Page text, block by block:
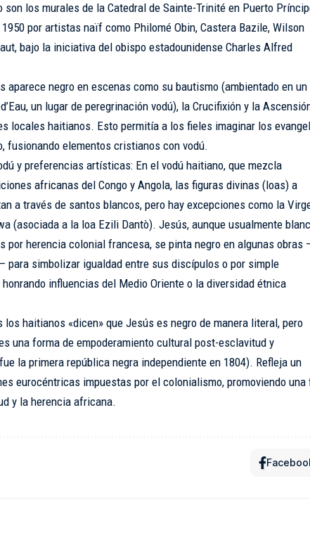
son los murales de la Catedral de Sainte-Trinité en Puerto
por artistas naïf como Philomé Obin, Castera Bazile, Wilson
bajo la iniciativa del obispo estadounidense Charles Alfred
aparece negro en escenas como su bautismo (ambientado en un
un lugar de peregrinación vodú), la Crucifixión y la
locales haitianos. Esto permitía a los fieles imaginar los
fusionando elementos cristianos con vodú.
y preferencias artísticas: En el vodú haitiano, que mezcla
africanas del Congo y Angola, las figuras divinas (loas) a
a través de santos blancos, pero hay excepciones como la
(asociada a la loa Ezili Dantò). Jesús, aunque usualmente
por herencia colonial francesa, se pinta negro en algunas obras
para simbolizar igualdad entre sus discípulos o por simple
influencias del Medio Oriente o la diversidad étnica
los haitianos «dicen» que Jesús es negro de manera literal, pero
una forma de empoderamiento cultural post-esclavitud y
la primera república negra independiente en 1804). Refleja un
eurocéntricas impuestas por el colonialismo, promoviendo una
y la herencia africana.